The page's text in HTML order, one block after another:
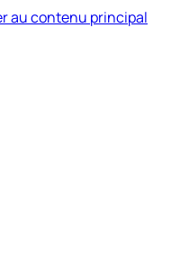
au contenu principal